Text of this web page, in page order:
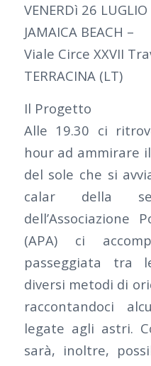
VENERDì 26
JAMAICA BEACH –
Viale Circe XXVII
TERRACINA (LT)
Il Progetto
Alle 19.30 ci
hour ad ammirare
del sole che si
calar della
dell’Associazione
(APA) ci
passeggiata tra
diversi metodi di
raccontandoci
legate agli astri.
sarà, inoltre,